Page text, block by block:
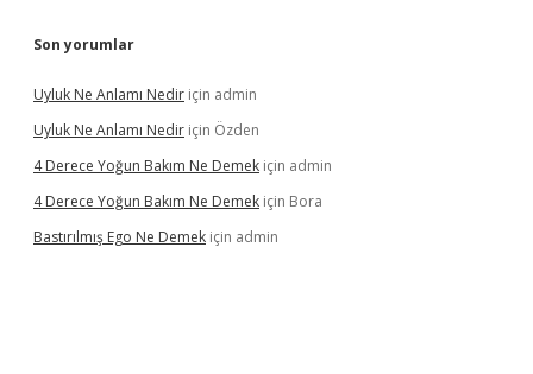
Son yorumlar
Uyluk Ne Anlamı Nedir için admin
Uyluk Ne Anlamı Nedir için Özden
4 Derece Yoğun Bakım Ne Demek için admin
4 Derece Yoğun Bakım Ne Demek için Bora
Bastırılmış Ego Ne Demek için admin